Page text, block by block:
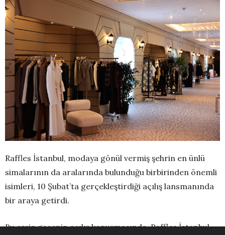
Raffles İstanbul, modaya gönül vermiş şehrin en ünlü
simalarının da aralarında bulunduğu birbirinden önemli
isimleri, 10 Şubat’ta gerçekleştirdiği açılış lansmanında
bir araya getirdi.
Bu eşsiz gecenin açılış konuşmasında, Raffles İstanbul